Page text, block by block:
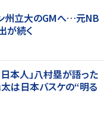
ン州立大のGMへ…元NB
が続く
本人」八村塁が語った
は日本バスケの“明る